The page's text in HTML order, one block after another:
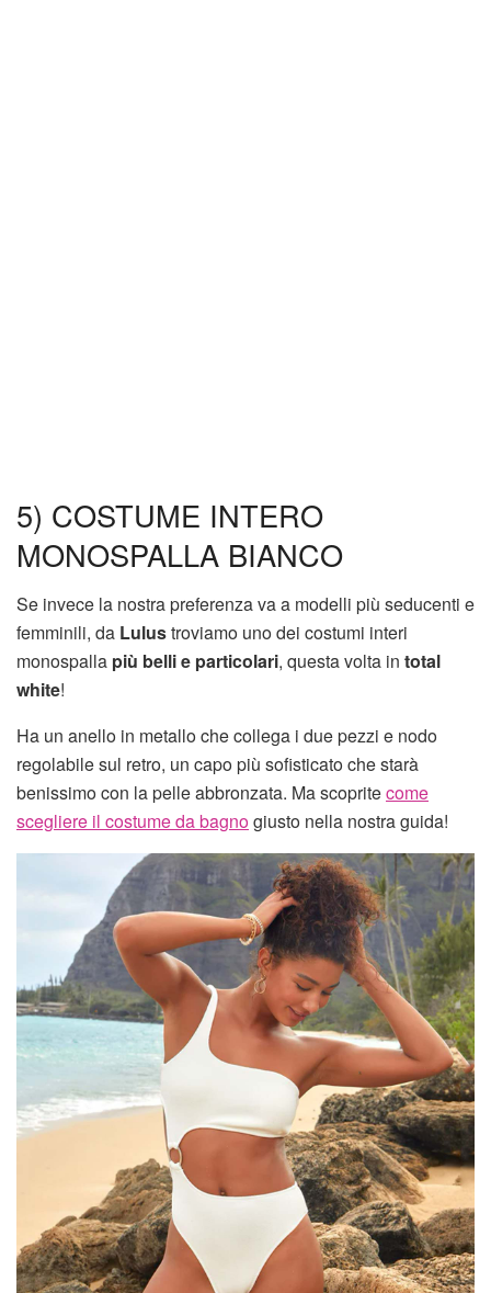
5) COSTUME INTERO
MONOSPALLA BIANCO
Se invece la nostra preferenza va a modelli più seducenti e
femminili, da Lulustroviamo uno dei costumi interi
monospalla più belli e particolari, questa volta in total
white!
Ha un anello in metallo che collega i due pezzi e nodo
regolabile sul retro, un capo più sofisticato che starà
benissimo con la pelle abbronzata. Ma scopritecome
scegliere il costume da bagnogiusto nella nostra guida!